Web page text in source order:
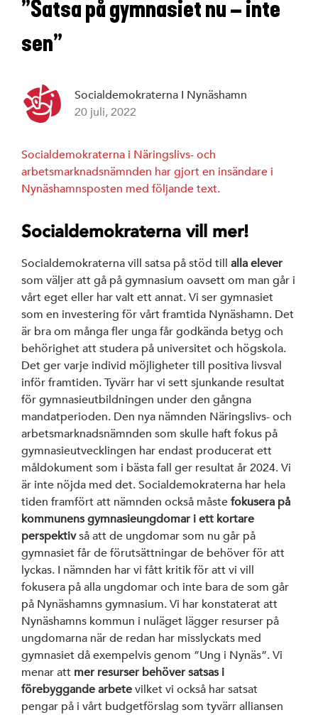
”Satsa på gymnasiet nu – inte
sen”
Socialdemokraterna I Nynäshamn
20 juli, 2022
Socialdemokraterna i Näringslivs- och
arbetsmarknadsnämnden har gjort en insändare i
Nynäshamnsposten med följande text.
Socialdemokraterna vill mer!
Socialdemokraterna vill satsa på stöd till alla elever
som väljer att gå på gymnasium oavsett om man går i
vårt eget eller har valt ett annat. Vi ser gymnasiet
som en investering för vårt framtida Nynäshamn. Det
är bra om många fler unga får godkända betyg och
behörighet att studera på universitet och högskola.
Det ger varje individ möjligheter till positiva livsval
inför framtiden. Tyvärr har vi sett sjunkande resultat
för gymnasieutbildningen under den gångna
mandatperioden. Den nya nämnden Näringslivs- och
arbetsmarknadsnämnden som skulle haft fokus på
gymnasieutvecklingen har endast producerat ett
måldokument som i bästa fall ger resultat år 2024. Vi
är inte nöjda med det. Socialdemokraterna har hela
tiden framfört att nämnden också måste fokusera på
kommunens gymnasieungdomar i ett kortare
perspektivså att de ungdomar som nu går på
gymnasiet får de förutsättningar de behöver för att
lyckas. I nämnden har vi fått kritik för att vi vill
fokusera på alla ungdomar och inte bara de som går
på Nynäshamns gymnasium. Vi har konstaterat att
Nynäshamns kommun i nuläget lägger resurser på
ungdomarna när de redan har misslyckats med
gymnasiet då exempelvis genom ”Ung i Nynäs”. Vi
menar att mer resurser behöver satsas i
förebyggande arbete vilket vi också har satsat
pengar på i vårt budgetförslag som tyvärr alliansen